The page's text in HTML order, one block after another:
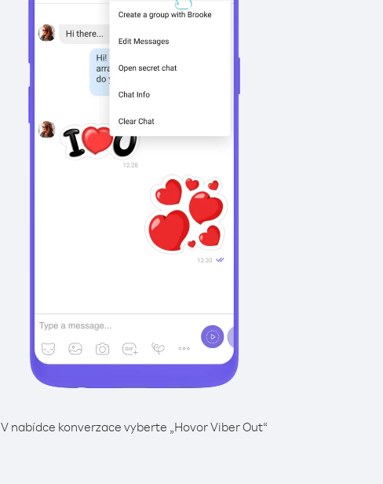
V nabídce konverzace vyberte „Hovor Viber Out“